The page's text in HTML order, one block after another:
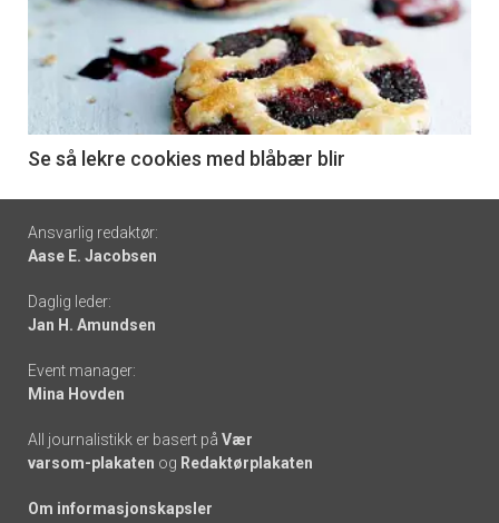
akkurat
nå
6
Se så lekre cookies med blåbær blir
Footer
-
links
Ansvarlig redaktør:
Aase E. Jacobsen
Daglig leder:
Jan H. Amundsen
Event manager:
Mina Hovden
All journalistikk er basert på Vær
varsom-plakaten og Redaktørplakaten
Om informasjonskapsler